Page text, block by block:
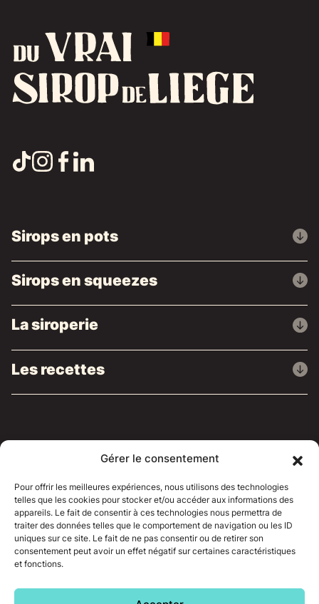
Gérer le consentement
Pour offrir les meilleures expériences, nous utilisons des technologies
telles que les cookies pour stocker et/ou accéder aux informations des
appareils. Le fait de consentir à ces technologies nous permettra de
traiter des données telles que le comportement de navigation ou les ID
uniques sur ce site. Le fait de ne pas consentir ou de retirer son
consentement peut avoir un effet négatif sur certaines caractéristiques
et fonctions.
Sirops en pots
Sirops en squeezes
La siroperie
Les recettes
Où nous trouver
Articles de presse
Nous contacter
© 2026 - Sirop de Liège.
webmarketing réalisés par LOCALISY